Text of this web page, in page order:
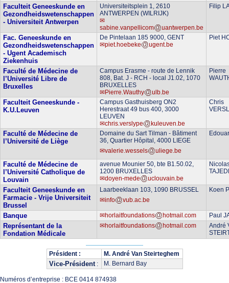
Faculteit Geneeskunde en
Gezondheidswetenschappen
- Universiteit Antwerpen
Universiteitsplein 1, 2610
ANTWERPEN (WILRIJK)
sabine.vanpellicom
uantwerpen.be
Filip
Fac. Geneeskunde en
Gezondheidswetenschappen
- Ugent Academisch
Ziekenhuis
De Pintelaan 185 9000, GENT
piet.hoebeke
ugent.be
Piet
Faculté de Médecine de
l’Université Libre de
Bruxelles
Campus Erasme - route de Lennik
808, Bat. J - RCH - local J1.02, 1070
BRUXELLES
Pierre.Wauthy
ulb.be
Pierre
Faculteit Geneeskunde -
K.U.Leuven
Campus Gasthuisberg ON2
Herestraat 49 bus 400, 3000
LEUVEN
chris.verslype
kuleuven.be
Chris
Faculté de Médecine de
l’Université de Liège
Domaine du Sart Tilman - Bâtiment
36, Quartier Hôpital, 4000 LIEGE
valerie.wessels
uliege.be
Faculté de Médecine de
l’Université Catholique de
Louvain
avenue Mounier 50, bte B1.50.02,
1200 BRUXELLES
doyen-mede
uclouvain.be
Faculteit Geneeskunde en
Farmacie - Vrije Universiteit
Brussel
Laarbeeklaan 103, 1090 BRUSSEL
info
vub.ac.be
Koen
Banque horlaitfoundations hotmail.com Paul
Représentant de la
Fondation Médicale
horlaitfoundations hotmail.com
André
Président : M. André Van Steirteghem
Vice-Président: M. Bernard Bay
Numéros d’entreprise : BCE 0414 874938